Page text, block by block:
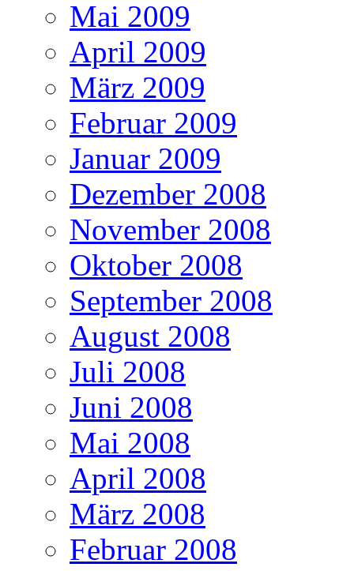
Mai 2009
April 2009
März 2009
Februar 2009
Januar 2009
Dezember 2008
November 2008
Oktober 2008
September 2008
August 2008
Juli 2008
Juni 2008
Mai 2008
April 2008
März 2008
Februar 2008